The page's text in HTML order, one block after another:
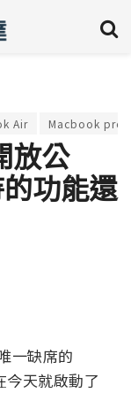
Air Macbook pro
放公
功能還
一缺席的
今天就啟動了